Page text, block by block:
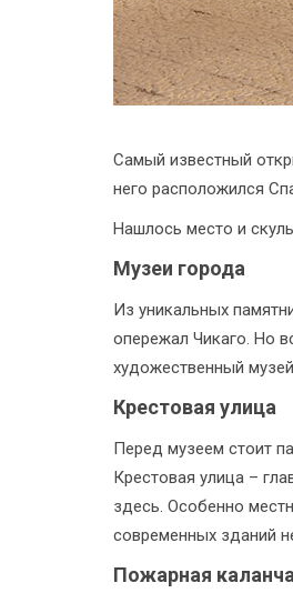
Самый известный
него расположился
Нашлось место и
Музеи города
Из уникальных
опережал Чикаго. Но
художественный
Крестовая улица
Перед музеем стоит
Крестовая улица –
здесь. Особенно
современных зданий
Пожарная каланча